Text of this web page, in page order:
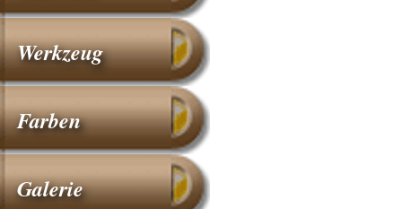
Werkzeug
Farben
Galerie